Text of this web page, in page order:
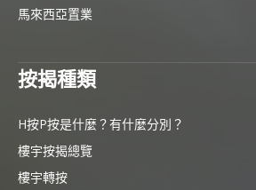
馬來西亞置業
按揭種類
H按P按是什麼？有什麼分別？
樓宇按揭總覽
樓宇轉按